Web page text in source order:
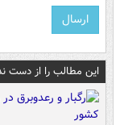
این مطالب را از دست